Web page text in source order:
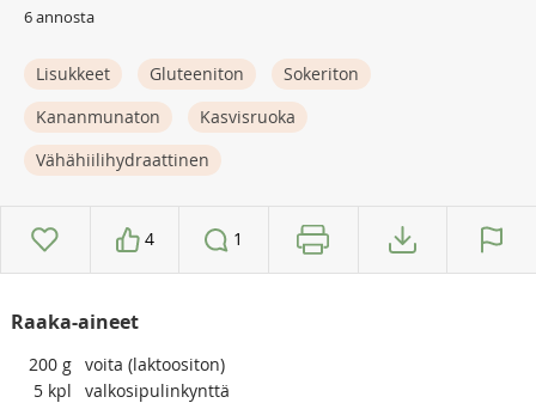
6 annosta
Lisukkeet Gluteeniton
Sokeriton
Kananmunaton
Kasvisruoka
Vähähiilihydraattinen
4 1
Raaka-aineet
200 g voita (laktoositon)
5 kpl
valkosipulinkynttä